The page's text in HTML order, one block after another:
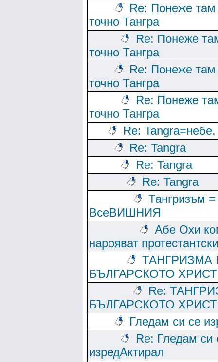
Re: Понеже
точно Тангра
Re: Понеже
точно Тангра
Re: Понеже
точно Тангра
Re: Понеже
точно Тангра
Re:
Re: Tangra
Re: Tangra
Re: Tangra
Тангризъм
ВсеВИШНИЯ
Абе Охи
нарояват
ТАНГРИЗМА
БЪЛГАРСКОТО
Re:
БЪЛГАРСКОТО
Гледам си се
Re: Гледам си
изредАктирал